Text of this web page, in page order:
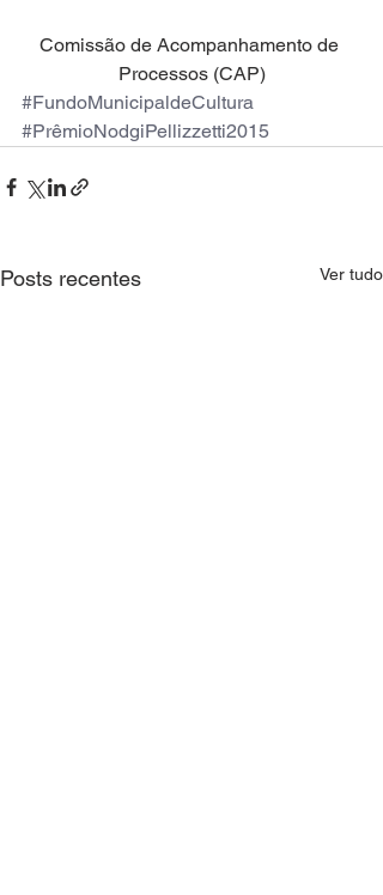
Comissão de Acompanhamento de
Processos (CAP)
#FundoMunicipaldeCultura
#PrêmioNodgiPellizzetti2015
Posts recentes Ver tudo